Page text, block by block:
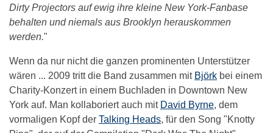
Dirty Projectors auf ewig ihre kleine New York-Fanbase
behalten und niemals aus Brooklyn herauskommen
werden."
Wenn da nur nicht die ganzen prominenten Unterstützer
wären ... 2009 tritt die Band zusammen mit Björk bei einem
Charity-Konzert in einem Buchladen in Downtown New
York auf. Man kollaboriert auch mit David Byrne, dem
vormaligen Kopf der Talking Heads, für den Song "Knotty